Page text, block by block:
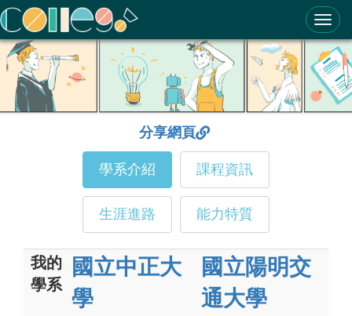
ColleGo! 大學選才與高中育才輔助系統
分享網頁
學系介紹 課程資訊
生涯進路 能力特質
我的
學系
國立中正大
學
國立陽明交
通大學